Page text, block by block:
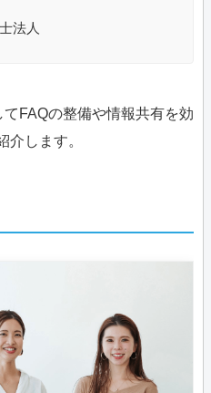
法人
FAQの整備や情報共有を効
介します。